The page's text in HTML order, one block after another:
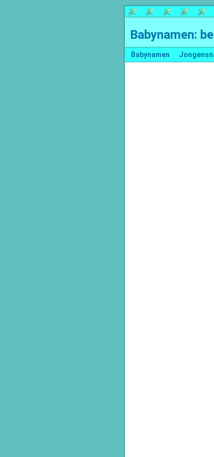
Babynamen:
Babynamen